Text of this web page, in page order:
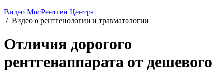
Видео МосРентген Центра
/ Видео о рентгенологии и травматологии
Отличия дорогого
рентгенаппарата от дешевого